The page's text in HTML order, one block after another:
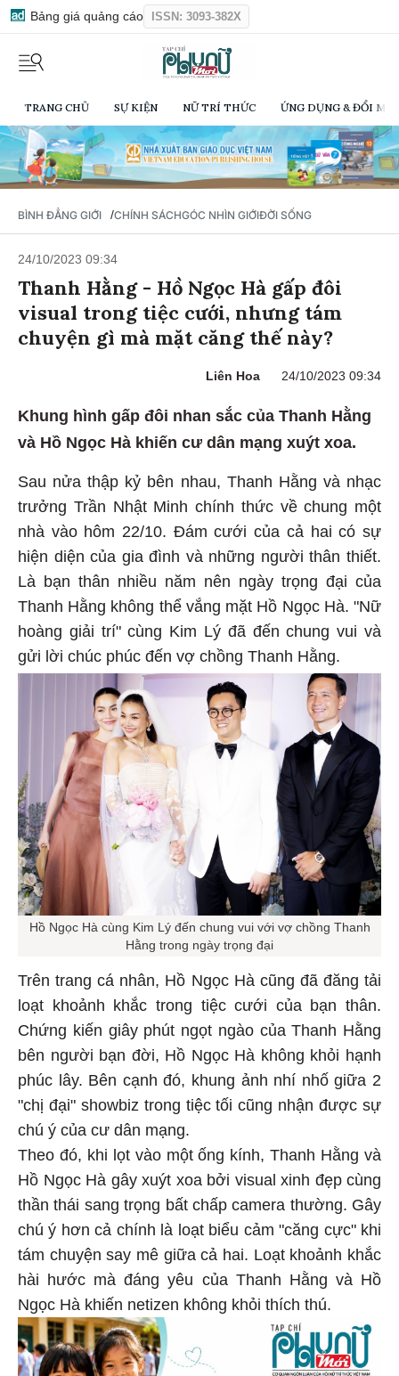
Bảng giá quảng cáo ISSN: 3093-382X
TRANG CHỦ SỰ KIỆN NỮ TRÍ THỨC ỨNG DỤNG & ĐỔI
BÌNH ĐẲNG GIỚI /CHÍNH SÁCHGÓC NHÌN GIỚIĐỜI SỐNG
24/10/2023 09:34
Thanh Hằng - Hồ Ngọc Hà gấp đôi
visual trong tiệc cưới, nhưng tám
chuyện gì mà mặt căng thế này?
Liên Hoa 24/10/2023 09:34
Khung hình gấp đôi nhan sắc của Thanh Hằng
và Hồ Ngọc Hà khiến cư dân mạng xuýt xoa.
Sau nửa thập kỷ bên nhau, Thanh Hằng và nhạc
trưởng Trần Nhật Minh chính thức về chung một
nhà vào hôm 22/10. Đám cưới của cả hai có sự
hiện diện của gia đình và những người thân thiết.
Là bạn thân nhiều năm nên ngày trọng đại của
Thanh Hằng không thể vắng mặt Hồ Ngọc Hà. "Nữ
hoàng giải trí" cùng Kim Lý đã đến chung vui và
gửi lời chúc phúc đến vợ chồng Thanh Hằng.
Hồ Ngọc Hà cùng Kim Lý đến chung vui với vợ chồng Thanh
Hằng trong ngày trọng đại
Trên trang cá nhân, Hồ Ngọc Hà cũng đã đăng tải
loạt khoảnh khắc trong tiệc cưới của bạn thân.
Chứng kiến giây phút ngọt ngào của Thanh Hằng
bên người bạn đời, Hồ Ngọc Hà không khỏi hạnh
phúc lây. Bên cạnh đó, khung ảnh nhí nhố giữa 2
"chị đại" showbiz trong tiệc tối cũng nhận được sự
chú ý của cư dân mạng.
Theo đó, khi lọt vào một ống kính, Thanh Hằng và
Hồ Ngọc Hà gây xuýt xoa bởi visual xinh đẹp cùng
thần thái sang trọng bất chấp camera thường. Gây
chú ý hơn cả chính là loạt biểu cảm "căng cực" khi
tám chuyện say mê giữa cả hai. Loạt khoảnh khắc
hài hước mà đáng yêu của Thanh Hằng và Hồ
Ngọc Hà khiến netizen không khỏi thích thú.